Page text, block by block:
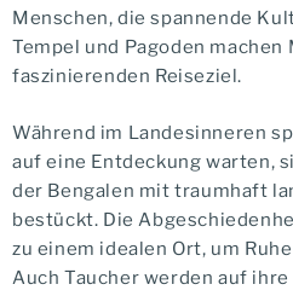
Menschen, die spannende
Tempel und Pagoden machen
faszinierenden Reiseziel.
Während im Landesinneren
auf eine Entdeckung warten,
der Bengalen mit traumhaft
bestückt. Die
zu einem idealen Ort, um
Auch Taucher werden auf